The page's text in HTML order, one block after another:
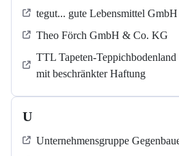
tegut... gute Lebensmittel
Theo Förch GmbH & Co. KG
TTL Tapeten-Teppichbodenland
mit beschränkter Haftung
U
Unternehmensgruppe